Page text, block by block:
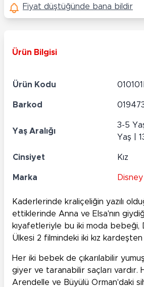
Fiyat düştüğünde bana bildir
Ürün Bilgisi
Ürün Kodu
Barkod
Yaş Aralığı
3-5
Yaş |
Cinsiyet Kız
Marka
Kaderlerinde kraliçeliğin yazılı
ettiklerinde Anna ve Elsa'nın
kıyafetleriyle bu iki moda bebeği,
Ülkesi 2 filmindeki iki kız kardeşten
Her iki bebek de çıkarılabilir
giyer ve taranabilir saçları vardır.
Arendelle ve Büyülü Orman'daki